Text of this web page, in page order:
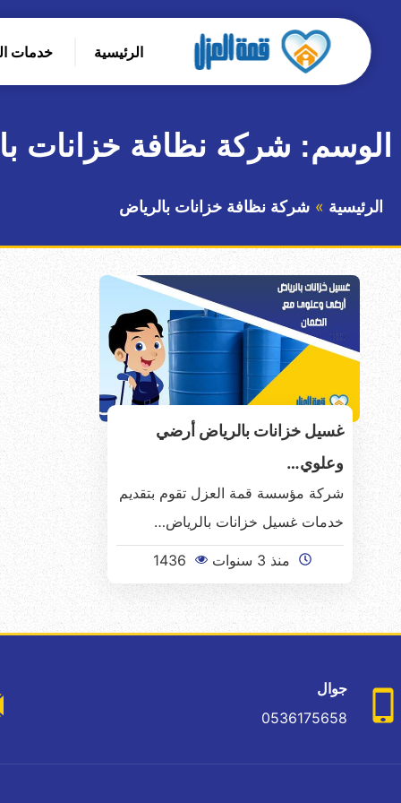
المحتوى
عن
الرئيسية خدمات
الوسم: شركة نظافة خزانات
الرئيسية شركة نظافة خزانات بالرياض
غسيل خزانات بالرياض أرضي
وعلوي…
شركة مؤسسة قمة العزل تقوم بتقديم
خدمات غسيل خزانات بالرياض…
منذ 3 سنوات 1436
جوال
0536175658